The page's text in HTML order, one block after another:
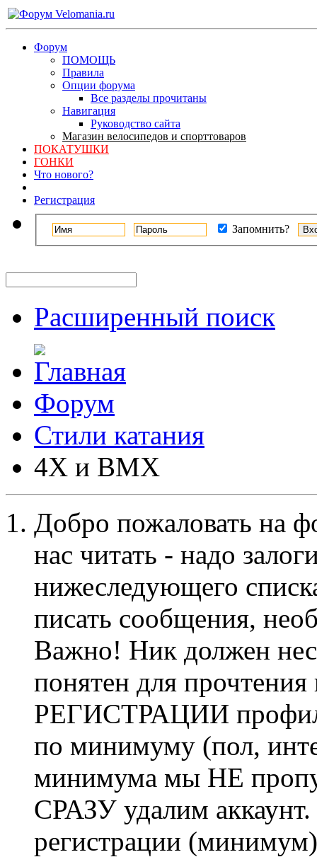
Форум
ПОМОЩЬ
Правила
Опции форума
Все разделы прочитаны
Навигация
Руководство сайта
Магазин велосипедов и спорттоваров
ПОКАТУШКИ
ГОНКИ
Что нового?
Регистрация
Запомнить?
Расширенный поиск
Форум
Стили катания
4X и BMX
Добро пожаловать на
нас читать - надо
нижеследующего
писать сообщения,
Важно! Ник должен
понятен для
РЕГИСТРАЦИИ профиль
по минимуму (пол,
минимума мы НЕ
СРАЗУ удалим
регистрации